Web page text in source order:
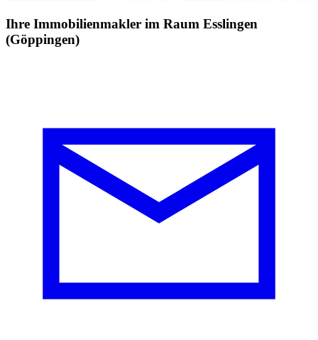
Ihre Immobilienmakler im Raum Esslingen
(Göppingen)